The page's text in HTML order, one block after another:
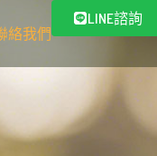
絡我們
LINE諮詢